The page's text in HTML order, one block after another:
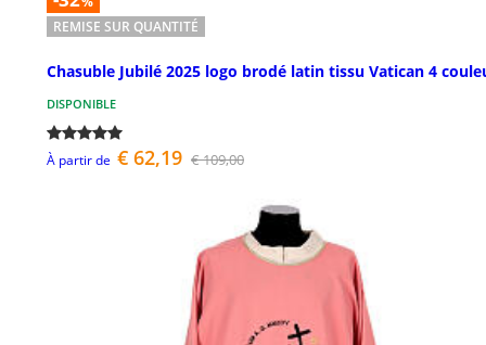
REMISE SUR QUANTITÉ
Chasuble Jubilé 2025 logo brodé latin tissu Vatican 4
DISPONIBLE
À partir de € 62,19 € 109,00